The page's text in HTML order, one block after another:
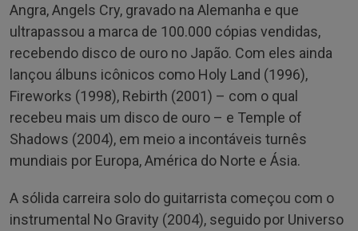
Angra, Angels Cry, gravado na Alemanha e que
ultrapassou a marca de 100.000 cópias vendidas,
recebendo disco de ouro no Japão. Com eles ainda
lançou álbuns icônicos como Holy Land (1996),
Fireworks (1998), Rebirth (2001) – com o qual
recebeu mais um disco de ouro – e Temple of
Shadows (2004), em meio a incontáveis turnês
mundiais por Europa, América do Norte e Ásia.
A sólida carreira solo do guitarrista começou com o
instrumental No Gravity (2004), seguido por Universo